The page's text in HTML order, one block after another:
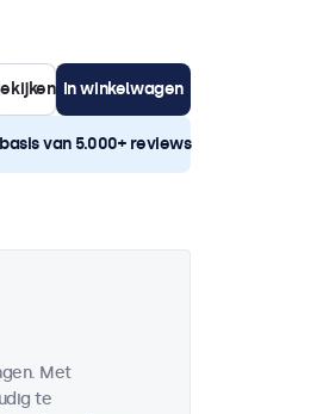
In winkelwagen
van 5.000+ reviews
Met
te